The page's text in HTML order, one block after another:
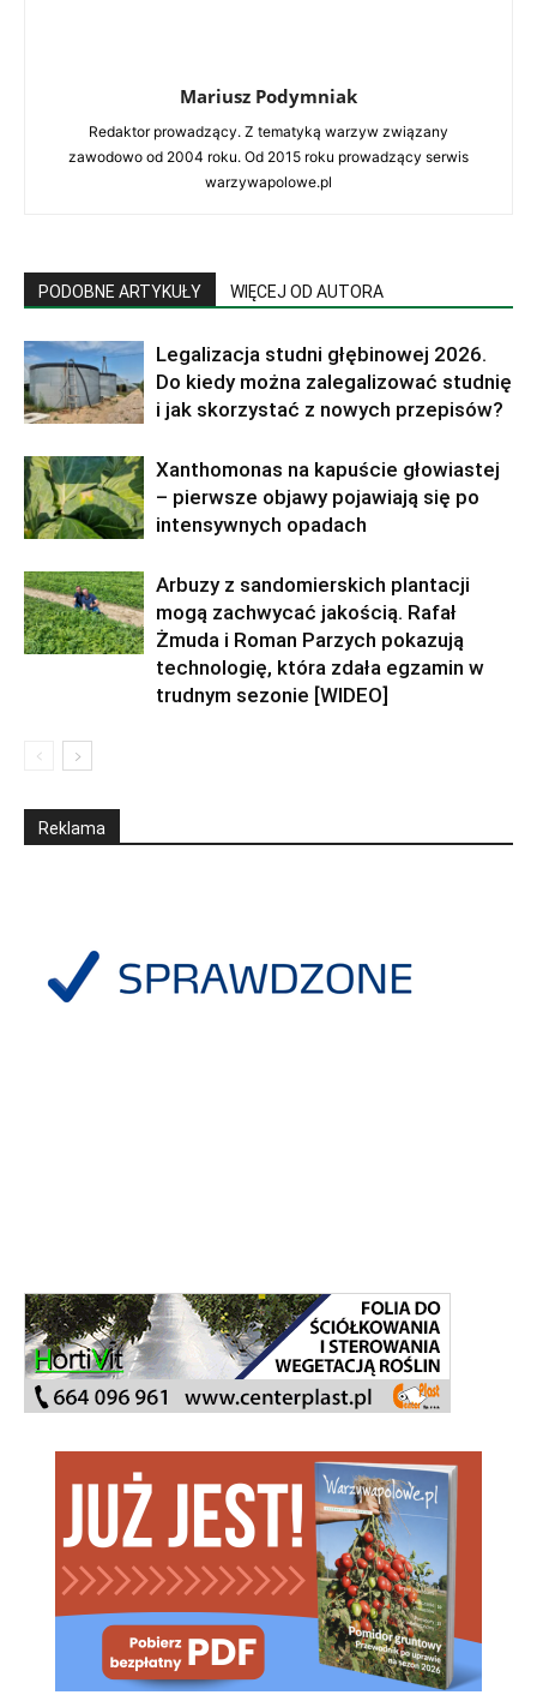
Mariusz Podymniak
Redaktor prowadzący. Z tematyką warzyw związany
zawodowo od 2004 roku. Od 2015 roku prowadzący serwis
warzywapolowe.pl
PODOBNE ARTYKUŁY WIĘCEJ OD AUTORA
Legalizacja studni głębinowej 2026.
Do kiedy można zalegalizować studnię
i jak skorzystać z nowych przepisów?
Xanthomonas na kapuście głowiastej
– pierwsze objawy pojawiają się po
intensywnych opadach
Arbuzy z sandomierskich plantacji
mogą zachwycać jakością. Rafał
Żmuda i Roman Parzych pokazują
technologię, która zdała egzamin w
trudnym sezonie [WIDEO]
Reklama